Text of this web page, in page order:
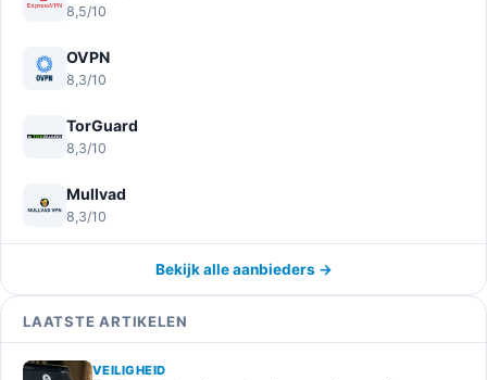
8,5/10
OVPN
8,3/10
TorGuard
8,3/10
Mullvad
8,3/10
Bekijk alle aanbieders →
LAATSTE ARTIKELEN
VEILIGHEID